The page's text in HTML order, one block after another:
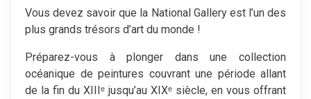
Vous devez savoir que la National Gallery est l’un des
plus grands trésors d’art du monde !
Préparez-vous à plonger dans une collection
océanique de peintures couvrant une période allant
de la fin du XIIIᵉ jusqu’au XIXᵉ siècle, en vous offrant